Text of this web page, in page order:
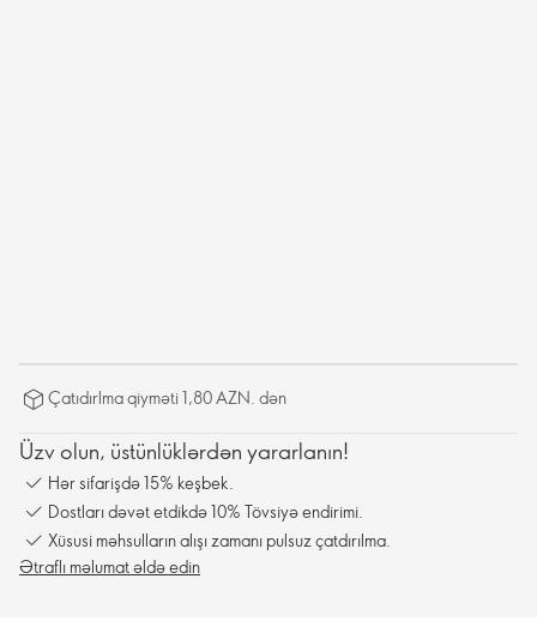
Çatıdırlma qiyməti 1,80 AZN. dən
Üzv olun, üstünlüklərdən yararlanın!
Hər sifarişdə 15% keşbek.
Dostları dəvət etdikdə 10% Tövsiyə endirimi.
Xüsusi məhsulların alışı zamanı pulsuz çatdırılma.
Ətraflı məlumat əldə edin